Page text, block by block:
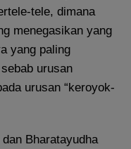
tele, dimana
menegasikan yang
yang paling
urusan
urusan “keroyok-
Bharatayudha